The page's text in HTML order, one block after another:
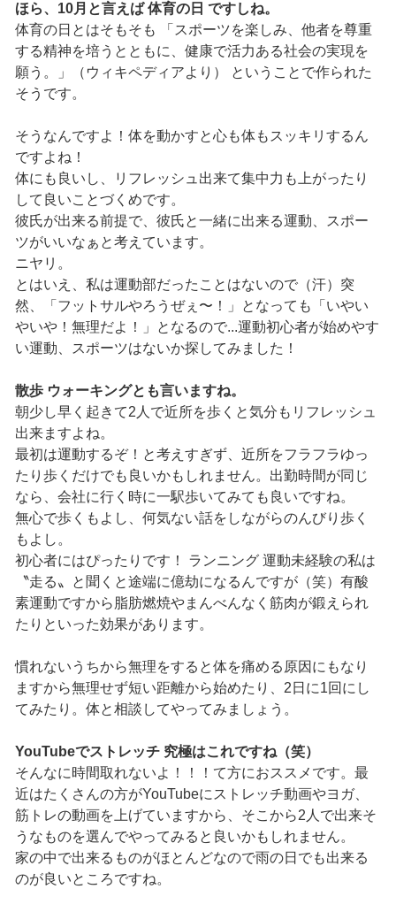
ほら、10月と言えば 体育の日 ですしね。
体育の日とはそもそも 「スポーツを楽しみ、他者を尊重
する精神を培うとともに、健康で活力ある社会の実現を
願う。」（ウィキペディアより） ということで作られた
そうです。
そうなんですよ！体を動かすと心も体もスッキリするん
ですよね！
体にも良いし、リフレッシュ出来て集中力も上がったり
して良いことづくめです。
彼氏が出来る前提で、彼氏と一緒に出来る運動、スポー
ツがいいなぁと考えています。
ニヤリ。
とはいえ、私は運動部だったことはないので（汗）突
然、「フットサルやろうぜぇ〜！」となっても「いやい
やいや！無理だよ！」となるので...運動初心者が始めやす
い運動、スポーツはないか探してみました！
散歩 ウォーキングとも言いますね。
朝少し早く起きて2人で近所を歩くと気分もリフレッシュ
出来ますよね。
最初は運動するぞ！と考えすぎず、近所をフラフラゆっ
たり歩くだけでも良いかもしれません。出勤時間が同じ
なら、会社に行く時に一駅歩いてみても良いですね。
無心で歩くもよし、何気ない話をしながらのんびり歩く
もよし。
初心者にはぴったりです！ ランニング 運動未経験の私は
〝走る〟と聞くと途端に億劫になるんですが（笑）有酸
素運動ですから脂肪燃焼やまんべんなく筋肉が鍛えられ
たりといった効果があります。
慣れないうちから無理をすると体を痛める原因にもなり
ますから無理せず短い距離から始めたり、2日に1回にし
てみたり。体と相談してやってみましょう。
YouTubeでストレッチ 究極はこれですね（笑）
そんなに時間取れないよ！！！て方におススメです。最
近はたくさんの方がYouTubeにストレッチ動画やヨガ、
筋トレの動画を上げていますから、そこから2人で出来そ
うなものを選んでやってみると良いかもしれません。
家の中で出来るものがほとんどなので雨の日でも出来る
のが良いところですね。